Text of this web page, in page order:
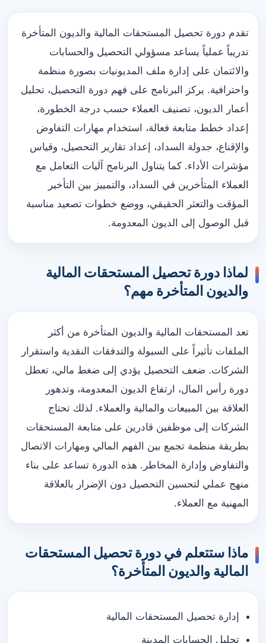
تقدم دورة تحصيل المستحقات المالية والديون المتأخرة
تدريباً عملياً يساعد مسؤولي التحصيل والحسابات
والائتمان على إدارة ملف المديونيات بصورة منظمة
واحترافية. يركز البرنامج على فهم دورة التحصيل، تحليل
أعمار الديون، تصنيف العملاء حسب درجة الخطورة،
إعداد خطط متابعة فعالة، استخدام مهارات التفاوض
والإقناع، جدولة السداد، إعداد تقارير التحصيل، وقياس
مؤشرات الأداء. كما يتناول البرنامج آليات التعامل مع
العملاء المتأخرين في السداد، والتمييز بين التأخير
المؤقت والتعثر الحقيقي، ووضع خطوات تصعيد مناسبة
قبل الوصول إلى الديون المعدومة.
لماذا دورة تحصيل المستحقات المالية
والديون المتأخرة مهم؟
تعد المستحقات المالية والديون المتأخرة من أكثر
الملفات تأثيراً على السيولة والتدفقات النقدية واستقرار
الشركات. ضعف التحصيل يؤدي إلى ضغط مالي، تعطل
دورة رأس المال، ارتفاع الديون المعدومة، وتدهور
العلاقة بين المبيعات والمالية والعملاء. لذلك تحتاج
الشركات إلى موظفين قادرين على متابعة المستحقات
بطريقة منظمة تجمع بين الفهم المالي ومهارات الاتصال
والتفاوض وإدارة المخاطر. هذه الدورة تساعد على بناء
منهج عملي لتحسين التحصيل دون الإضرار بالعلاقة
المهنية مع العملاء.
ماذا ستتعلم في دورة تحصيل المستحقات
المالية والديون المتأخرة؟
إدارة تحصيل المستحقات المالية
تحليل الحسابات المدينة